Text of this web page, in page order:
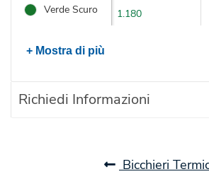
Verde Scuro
1.180
+ Mostra di più
Richiedi Informazioni
Bicchieri